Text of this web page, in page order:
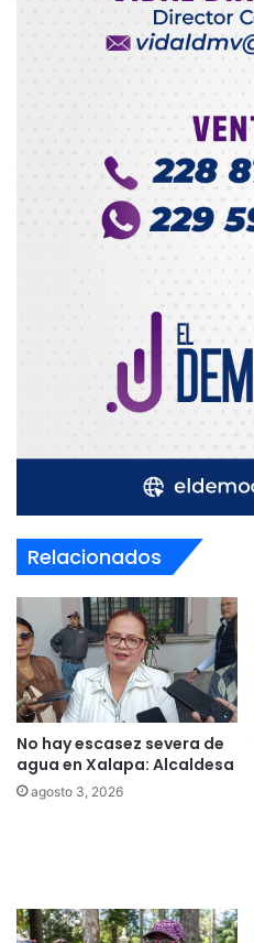
Relacionados
No hay escasez severa de
agua en Xalapa: Alcaldesa
agosto 3, 2026